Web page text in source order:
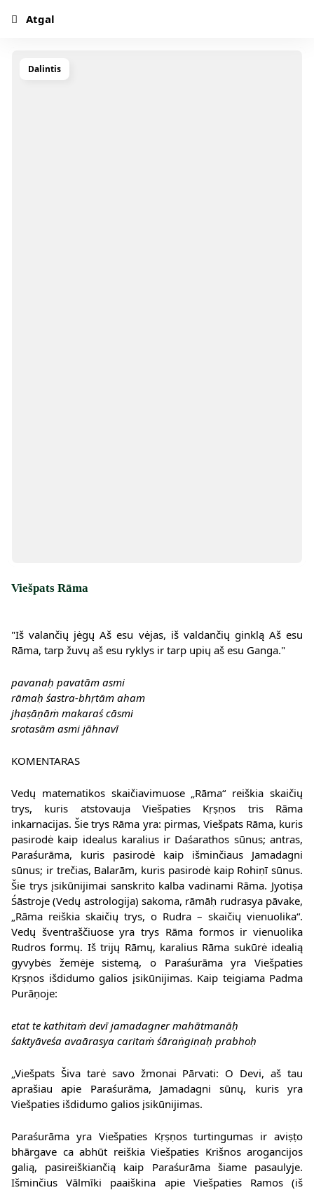
Dalintis
Viešpats Rāma
"Iš valančių jėgų Aš esu vėjas, iš valdančių ginklą Aš esu
Rāma, tarp žuvų aš esu ryklys ir tarp upių aš esu Ganga."
pavanaḥ pavatām asmi
rāmaḥ śastra-bhṛtām aham
jhaṣāṇāṁ makaraś cāsmi
srotasām asmi jāhnavī
KOMENTARAS
Vedų matematikos skaičiavimuose „Rāma“ reiškia skaičių
trys, kuris atstovauja Viešpaties Kṛṣṇos tris Rāma
inkarnacijas. Šie trys Rāma yra: pirmas, Viešpats Rāma, kuris
pasirodė kaip idealus karalius ir Daśarathos sūnus; antras,
Paraśurāma, kuris pasirodė kaip išminčiaus Jamadagni
sūnus; ir trečias, Balarām, kuris pasirodė kaip Rohiṇī sūnus.
Šie trys įsikūnijimai sanskrito kalba vadinami Rāma. Jyotiṣa
Śāstroje (Vedų astrologija) sakoma, rāmāḥ rudrasya pāvake,
„Rāma reiškia skaičių trys, o Rudra – skaičių vienuolika“.
Vedų šventraščiuose yra trys Rāma formos ir vienuolika
Rudros formų. Iš trijų Rāmų, karalius Rāma sukūrė idealią
gyvybės žemėje sistemą, o Paraśurāma yra Viešpaties
Kṛṣṇos išdidumo galios įsikūnijimas. Kaip teigiama Padma
Purāṇoje:
etat te kathitaṁ devī jamadagner mahātmanāḥ
śaktyāveśa avaārasya caritaṁ śāraṅgiṇaḥ prabhoḥ
„Viešpats Šiva tarė savo žmonai Pārvati: O Devi, aš tau
aprašiau apie Paraśurāma, Jamadagni sūnų, kuris yra
Viešpaties išdidumo galios įsikūnijimas.
Paraśurāma yra Viešpaties Kṛṣṇos turtingumas ir aviṣṭo
bhārgave ca abhūt reiškia Viešpaties Krišnos arogancijos
galią, pasireiškiančią kaip Paraśurāma šiame pasaulyje.
Išminčius Vālmīki paaiškina apie Viešpaties Ramos (iš
Atgal